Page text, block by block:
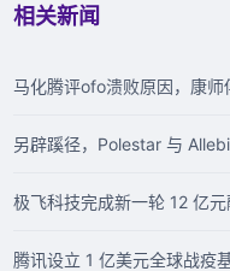
相关新闻
马化腾评ofo溃败原因，康
另辟蹊径，Polestar 与
极飞科技完成新一轮 12 亿
腾讯设立 1 亿美元全球战疫